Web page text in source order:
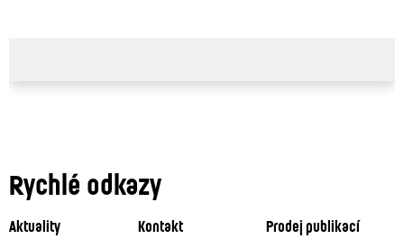
Rychlé odkazy
Aktuality Kontakt
Prodej publikací